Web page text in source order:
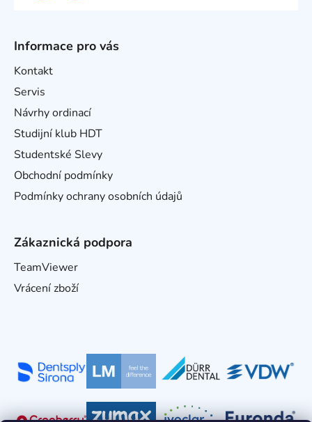
Informace pro vás
Kontakt
Servis
Návrhy ordinací
Studijní klub HDT
Studentské Slevy
Obchodní podmínky
Podmínky ochrany osobních údajů
Zákaznická podpora
TeamViewer
Vrácení zboží